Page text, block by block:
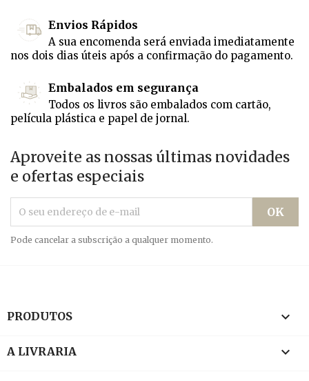
Envios Rápidos
A sua encomenda será enviada imediatamente
nos dois dias úteis após a confirmação do pagamento.
Embalados em segurança
Todos os livros são embalados com cartão,
película plástica e papel de jornal.
Aproveite as nossas últimas novidades
e ofertas especiais
Pode cancelar a subscrição a qualquer momento.
PRODUTOS 
A LIVRARIA 